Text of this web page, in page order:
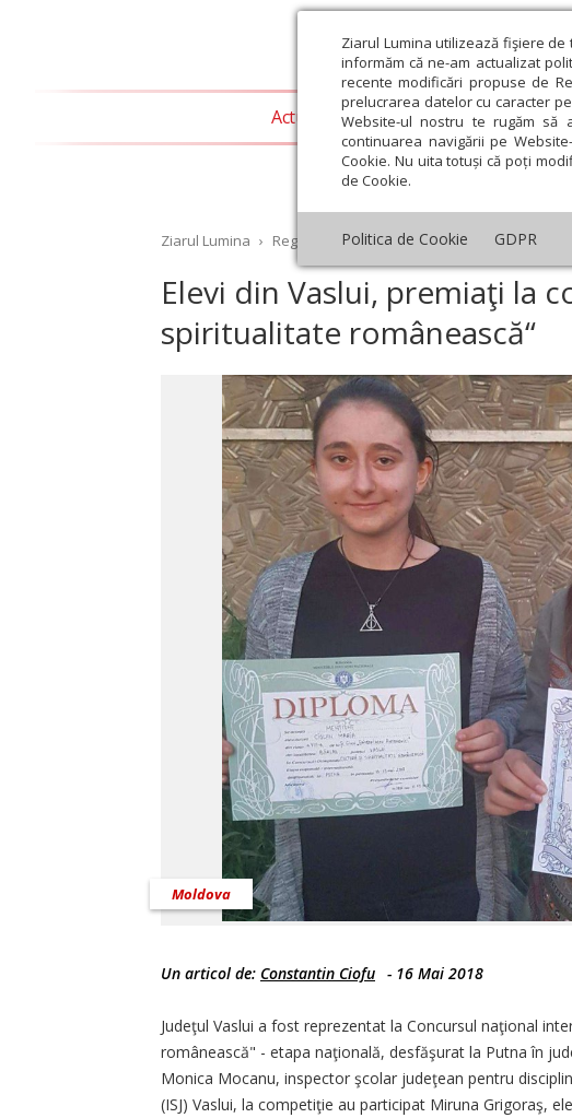
Ziarul Lumina utilizează fişiere
informăm că ne-am actualizat
recente modificări propuse de
prelucrarea datelor cu caracter
Website-ul nostru te rugăm să
continuarea navigării pe
Cookie. Nu uita totuși că poți
de Cookie.
Politica de Cookie GDPR
Actualitate religioasă Teologie
Ziarul Lumina › Regionale › Moldova › Elevi din Vaslui,
Elevi din Vaslui, premiaţi la
spiritualitate românească“
Moldova
Un articol de: Constantin Ciofu - 16 Mai 2018
Judeţul Vaslui a fost reprezentat la Concursul naţional
românească" - etapa naţională, desfăşurat la Putna în
Monica Mocanu, inspector şcolar judeţean pentru
(ISJ) Vaslui, la competiţie au participat Miruna Grigoraş,
Octombrie